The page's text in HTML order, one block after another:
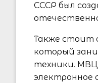
СССР был
Также стоит
который
техники. МВЦ
электронное